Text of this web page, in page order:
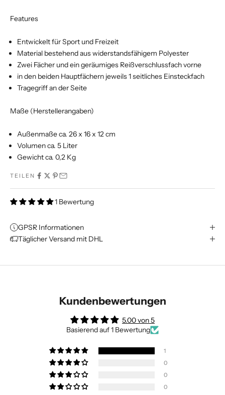
Features
Entwickelt für Sport und Freizeit
Material bestehend aus widerstandsfähigem Polyester
Zwei Fächer und ein geräumiges Reißverschlussfach vorne
in den beiden Hauptfächern jeweils 1 seitliches Einsteckfach
Tragegriff an der Seite
Maße (Herstellerangaben)
Außenmaße ca. 26 x 16 x 12 cm
Volumen ca. 5 Liter
Gewicht ca. 0,2 Kg
TEILEN
1 Bewertung
GPSR Informationen
Täglicher Versand mit DHL
Kundenbewertungen
5.00 von 5
Basierend auf 1 Bewertung
1
0
0
0